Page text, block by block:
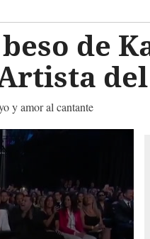
de
y amor al cantante